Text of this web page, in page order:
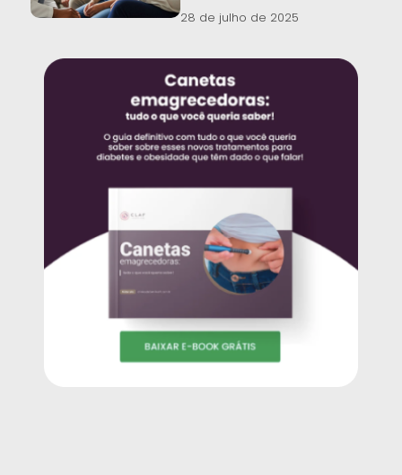
28 de julho de 2025